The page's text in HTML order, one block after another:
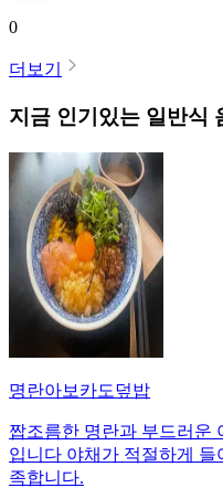
0
더보기
지금 인기있는 일반식
명란아보카도덮밥
짭조름한 명란과 부드러운
입니다 야채가 적절하게
족합니다.